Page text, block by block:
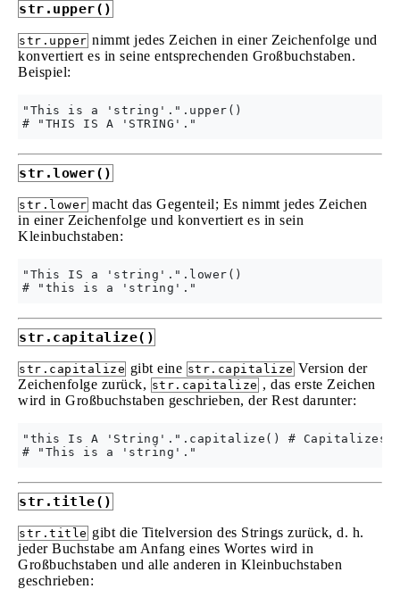
str.upper()
str.upper nimmt jedes Zeichen in einer Zeichenfolge und
konvertiert es in seine entsprechenden Großbuchstaben.
Beispiel:
"This is a 'string'.".upper()
str.lower()
str.lower macht das Gegenteil; Es nimmt jedes Zeichen
in einer Zeichenfolge und konvertiert es in sein
Kleinbuchstaben:
"This IS a 'string'.".lower()
str.capitalize()
str.capitalize gibt eine str.capitalize Version der
Zeichenfolge zurück, str.capitalize , das erste Zeichen
wird in Großbuchstaben geschrieben, der Rest darunter:
"this Is A 'String'.".capitalize() # Capitalizes
str.title()
str.title gibt die Titelversion des Strings zurück, d. h.
jeder Buchstabe am Anfang eines Wortes wird in
Großbuchstaben und alle anderen in Kleinbuchstaben
geschrieben: